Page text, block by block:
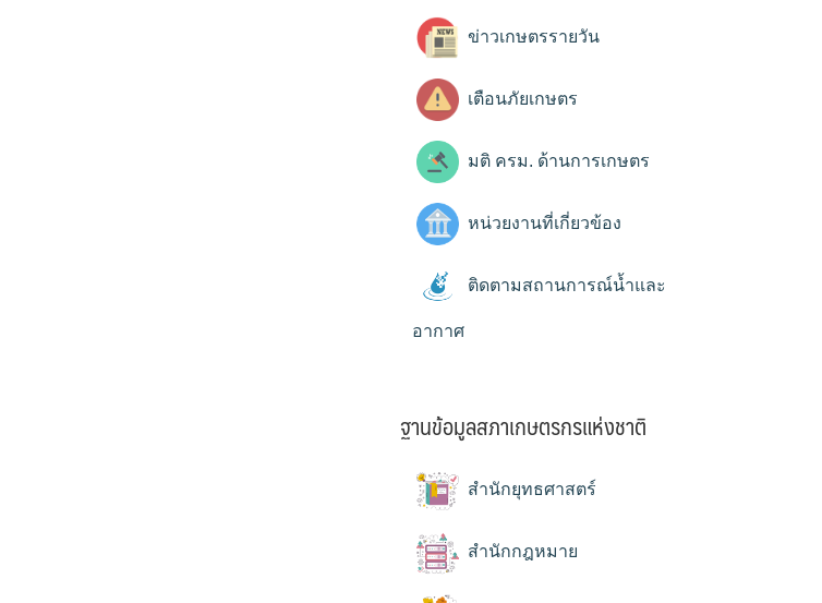
ข่าวเกษตรรายวัน
เตือนภัยเกษตร
มติ ครม. ด้านการเกษตร
หน่วยงานที่เกี่ยวข้อง
ติดตามสถานการณ์น้ำและ
อากาศ
ฐานข้อมูลสภาเกษตรกรแห่งชาติ
สำนักยุทธศาสตร์
สำนักกฎหมาย